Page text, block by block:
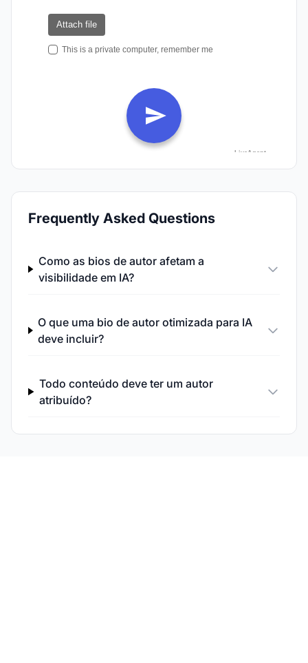
Frequently Asked Questions
Como as bios de autor afetam a
visibilidade em IA?
O que uma bio de autor otimizada para IA
deve incluir?
Todo conteúdo deve ter um autor
atribuído?